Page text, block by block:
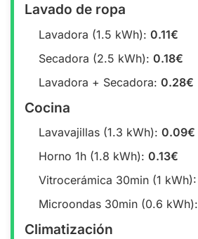
Lavado de ropa
Lavadora (1.5 kWh): 0.11€
Secadora (2.5 kWh): 0.18€
Lavadora + Secadora: 0.28€
Cocina
Lavavajillas (1.3 kWh): 0.09€
Horno 1h (1.8 kWh): 0.13€
Vitrocerámica 30min (1 kWh):
Microondas 30min (0.6 kWh):
Climatización